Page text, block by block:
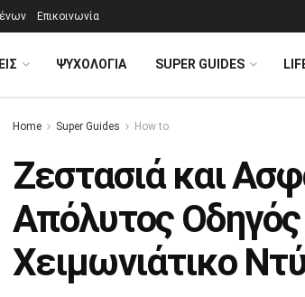
Επικοινωνία
ΨΥΧΟΛΟΓΊΑ SUPER GUIDES
Home Super Guides How to
Ζεστασιά και
Απόλυτος Οδηγός
Χειμωνιάτικο